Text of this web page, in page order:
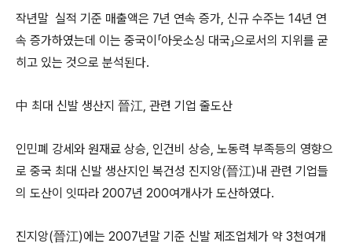
작년말 실적 기준 매출액은 7년 연속 증가, 신규 수주는 14년 연
속 증가하였는데 이는 중국이「아웃소싱 대국」으로서의 지위를 굳
히고 있는 것으로 분석된다.
中 최대 신발 생산지 晉江, 관련 기업 줄도산
인민폐 강세와 원재료 상승, 인건비 상승, 노동력 부족등의 영향으
로 중국 최대 신발 생산지인 복건성 진지앙(晉江)내 관련 기업들
의 도산이 잇따라 2007년 200여개사가 도산하였다.
진지앙(晉江)에는 2007년말 기준 신발 제조업체가 약 3천여개